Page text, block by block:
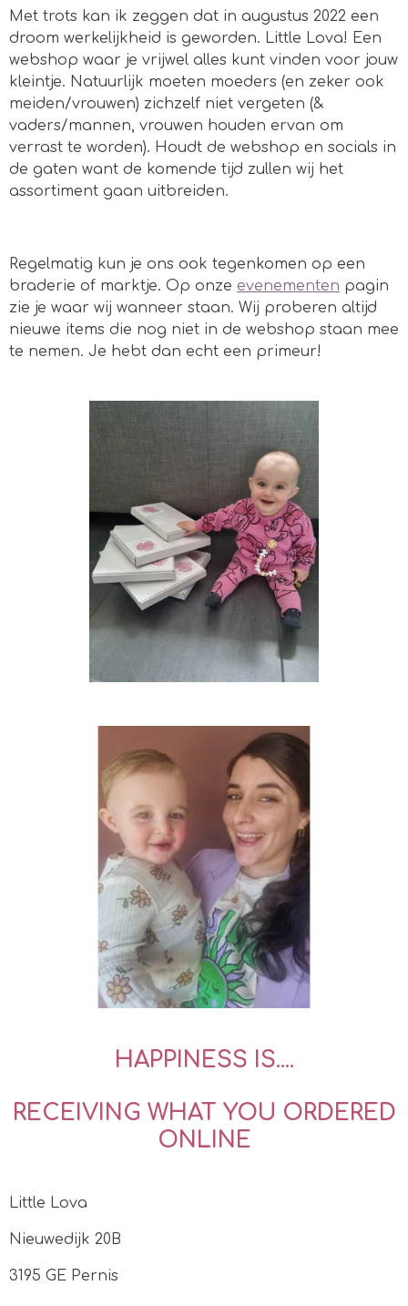
Met trots kan ik zeggen dat in augustus 2022 een
droom werkelijkheid is geworden. Little Lova! Een
webshop waar je vrijwel alles kunt vinden voor jouw
kleintje. Natuurlijk moeten moeders (en zeker ook
meiden/vrouwen) zichzelf niet vergeten (&
vaders/mannen, vrouwen houden ervan om
verrast te worden). Houdt de webshop en socials in
de gaten want de komende tijd zullen wij het
assortiment gaan uitbreiden.
Regelmatig kun je ons ook tegenkomen op een
braderie of marktje. Op onze evenementen pagin
zie je waar wij wanneer staan. Wij proberen altijd
nieuwe items die nog niet in de webshop staan mee
te nemen. Je hebt dan echt een primeur!
HAPPINESS IS....
RECEIVING WHAT YOU ORDERED
ONLINE
Little Lova
Nieuwedijk 20B
3195 GE Pernis